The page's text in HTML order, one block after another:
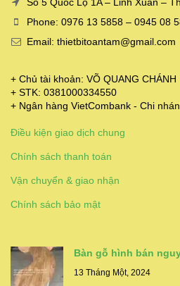
Phone: 0976 13 5858 – 0945 08
Email: thietbitoantam@gmail.com
+ Chủ tài khoản: VÕ QUANG CHÁNH
+ STK: 0381000334550
+ Ngân hàng VietCombank - Chi
Điều kiện giao dịch chung
Chính sách thanh toán
Vận chuyển & giao nhận
Chính sách bảo mật
Bàn gỗ hình bán
13 Tháng Một, 2024